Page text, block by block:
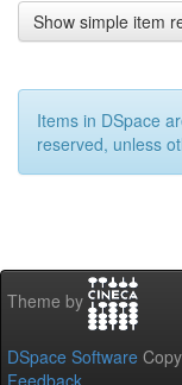
Show simple item
Items in DSpace
reserved, unless
Theme by
DSpace Software
Feedback